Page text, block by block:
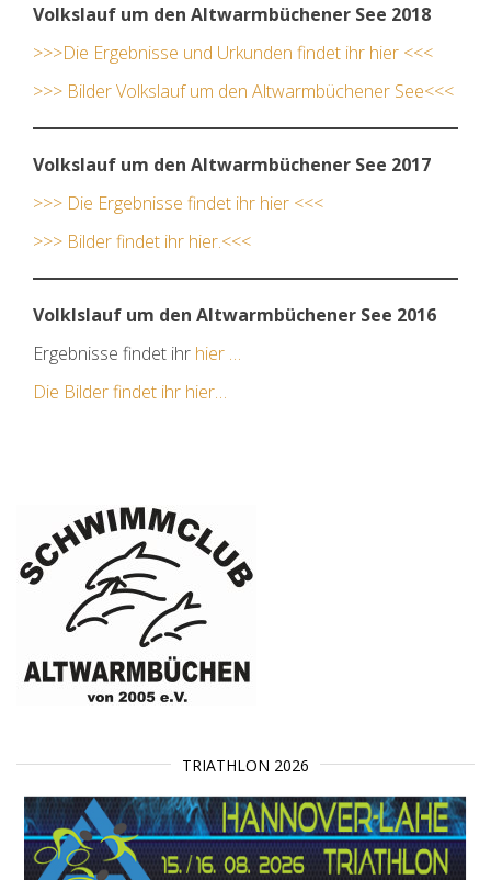
Volkslauf um den Altwarmbüchener See 2018
>>>Die Ergebnisse und Urkunden findet ihr hier <<<
>>> Bilder Volkslauf um den Altwarmbüchener See<<<
Volkslauf um den Altwarmbüchener See 2017
>>> Die Ergebnisse findet ihr hier <<<
>>> Bilder findet ihr hier.<<<
Volklslauf um den Altwarmbüchener See 2016
Ergebnisse findet ihr hier …
Die Bilder findet ihr hier…
TRIATHLON 2026